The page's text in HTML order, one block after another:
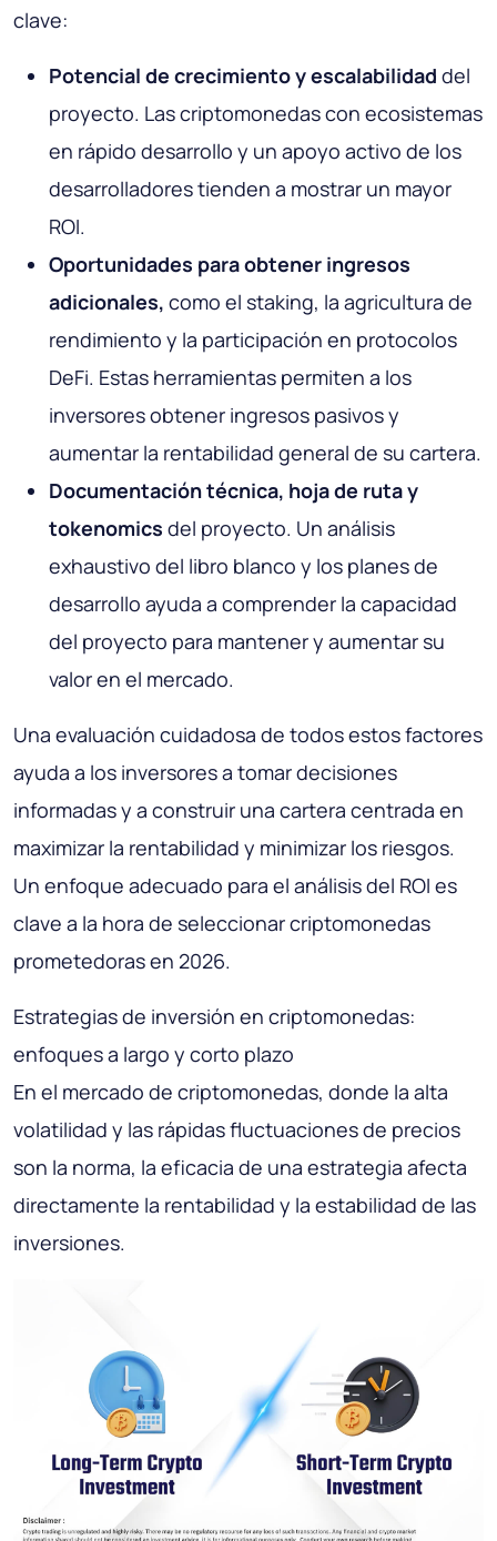
clave:
Potencial de crecimiento y escalabilidad del
proyecto. Las criptomonedas con ecosistemas
en rápido desarrollo y un apoyo activo de los
desarrolladores tienden a mostrar un mayor
ROI.
Oportunidades para obtener ingresos
adicionales, como el staking, la agricultura de
rendimiento y la participación en protocolos
DeFi. Estas herramientas permiten a los
inversores obtener ingresos pasivos y
aumentar la rentabilidad general de su cartera.
Documentación técnica, hoja de ruta y
tokenomics del proyecto. Un análisis
exhaustivo del libro blanco y los planes de
desarrollo ayuda a comprender la capacidad
del proyecto para mantener y aumentar su
valor en el mercado.
Una evaluación cuidadosa de todos estos factores
ayuda a los inversores a tomar decisiones
informadas y a construir una cartera centrada en
maximizar la rentabilidad y minimizar los riesgos.
Un enfoque adecuado para el análisis del ROI es
clave a la hora de seleccionar criptomonedas
prometedoras en 2026.
Estrategias de inversión en criptomonedas:
enfoques a largo y corto plazo
En el mercado de criptomonedas, donde la alta
volatilidad y las rápidas fluctuaciones de precios
son la norma, la eficacia de una estrategia afecta
directamente la rentabilidad y la estabilidad de las
inversiones.